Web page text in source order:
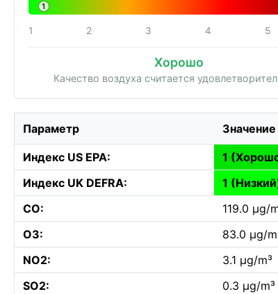
1
1 2 3 4 5
Хорошо
Качество воздуха считается
Параметр Значение
Индекс US EPA:
1
Индекс UK DEFRA:
1
CO:
119.0 µg/
O3:
83.0 µg/
NO2:
3.1 µg/m³
SO2:
0.3 µg/m³